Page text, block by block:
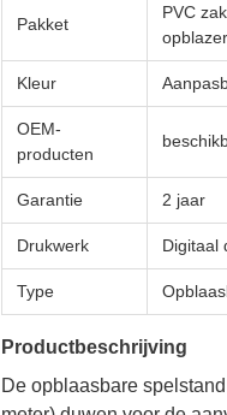
Pakket
PVC
Kleur
OEM-
producten
Garantie 2 jaar
Drukwerk Digitaal
Type
Productbeschrijving
De opblaasbare